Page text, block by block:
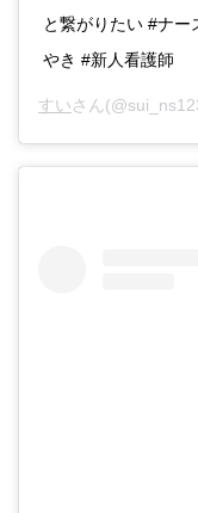
と繋がりたい #ナ
やき #新人看護師
すいさん